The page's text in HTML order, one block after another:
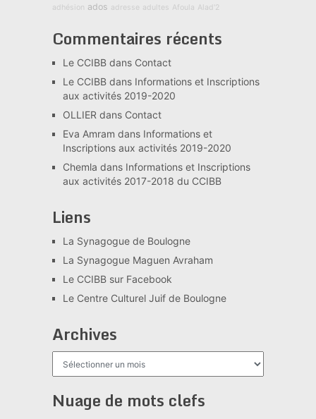
adhésion ados adresse adultes Afoula Alad'2
Commentaires récents
Le CCIBBdans Contact
Le CCIBBdans Informations et Inscriptions
aux activités 2019-2020
OLLIER dans Contact
Eva Amram dans Informations et
Inscriptions aux activités 2019-2020
Chemla dans Informations et Inscriptions
aux activités 2017-2018 du CCIBB
Liens
La Synagogue de Boulogne
La Synagogue Maguen Avraham
Le CCIBB sur Facebook
Le Centre Culturel Juif de Boulogne
Archives
Nuage de mots clefs